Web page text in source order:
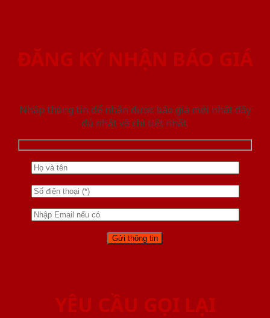
ĐĂNG KÝ NHẬN BÁO GIÁ
Nhập thông tin để nhận được báo giá mới nhât đầy
đủ nhất và chi tiết nhất.
YÊU CẦU GỌI LẠI